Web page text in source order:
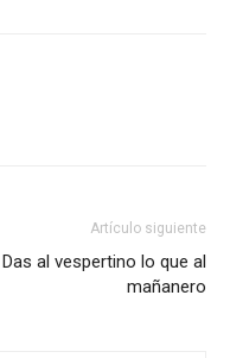
Artículo siguiente
Das al vespertino lo que al
mañanero